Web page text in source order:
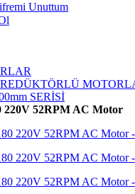
Unuttum
SERİSİ
220V 52RPM AC Motor